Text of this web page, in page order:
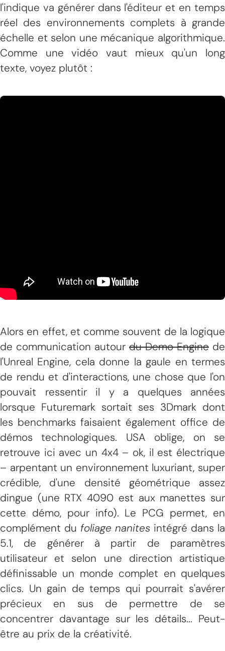
l'indique va générer dans l'éditeur et en temps
réel des environnements complets à grande
échelle et selon une mécanique algorithmique.
Comme une vidéo vaut mieux qu'un long
texte, voyez plutôt :
Alors en effet, et comme souvent de la logique
de communication autour du Demo Engine de
l'Unreal Engine, cela donne la gaule en termes
de rendu et d'interactions, une chose que l'on
pouvait ressentir il y a quelques années
lorsque Futuremark sortait ses 3Dmark dont
les benchmarks faisaient également office de
démos technologiques. USA oblige, on se
retrouve ici avec un 4x4 – ok, il est électrique
– arpentant un environnement luxuriant, super
crédible, d'une densité géométrique assez
dingue (une RTX 4090 est aux manettes sur
cette démo, pour info). Le PCG permet, en
complément du foliage nanites intégré dans la
5.1, de générer à partir de paramètres
utilisateur et selon une direction artistique
définissable un monde complet en quelques
clics. Un gain de temps qui pourrait s'avérer
précieux en sus de permettre de se
concentrer davantage sur les détails... Peut-
être au prix de la créativité.